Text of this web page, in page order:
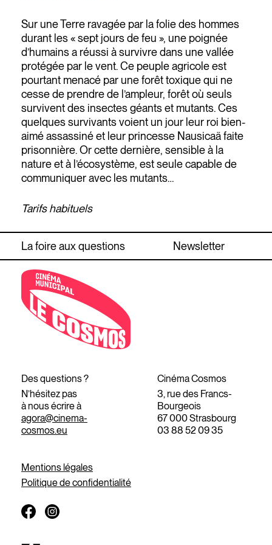
Sur une Terre ravagée par la folie des hommes
durant les « sept jours de feu », une poignée
d’humains a réussi à survivre dans une vallée
protégée par le vent. Ce peuple agricole est
pourtant menacé par une forêt toxique qui ne
cesse de prendre de l’ampleur, forêt où seuls
survivent des insectes géants et mutants. Ces
quelques survivants voient un jour leur roi bien-
aimé assassiné et leur princesse Nausicaä faite
prisonnière. Or cette dernière, sensible à la
nature et à l’écosystème, est seule capable de
communiquer avec les mutants…
Tarifs habituels
La foire aux questions Newsletter
Des questions ?
N’hésitez pas
à nous écrire à
agora@cinema-
cosmos.eu
Cinéma Cosmos
3, rue des Francs-
Bourgeois
67 000 Strasbourg
03 88 52 09 35
Mentions légales
Politique de confidentialité